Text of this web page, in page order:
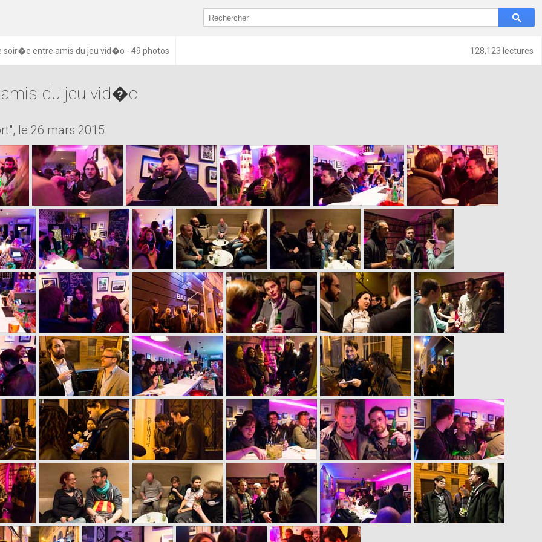
128,123 lectures
soir�e entre amis du jeu vid�o - 49 photos
du jeu vid�o
le 26 mars 2015